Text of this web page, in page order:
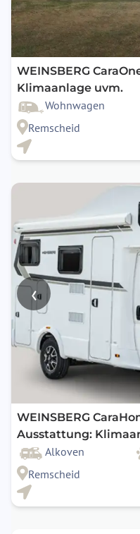
WEINSBERG
Klimaanlage uvm.
Wohnwagen
Remscheid
‹
WEINSBERG
Ausstattung:
Rückfahrkamera,
Alkoven
Remscheid